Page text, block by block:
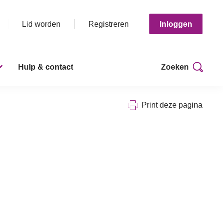
Lid worden Registreren Inloggen
Hulp & contact Zoeken
Print deze pagina